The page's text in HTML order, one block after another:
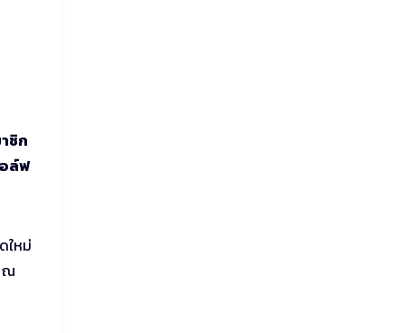
ชิก
ล์ฟ
ใหม่
ณ